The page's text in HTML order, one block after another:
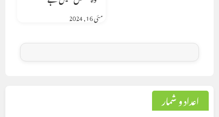
مئی 16, 2024
اعداد و شمار